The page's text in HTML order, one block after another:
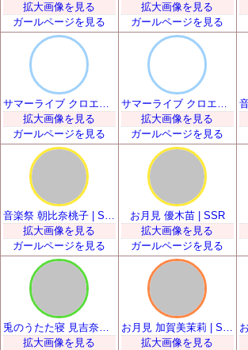
拡大画像を見る
ガールページを見る
拡大画像を見る
ガールページを見る
拡大画像を見る
ガールページを見る
拡大画像を見る
ガールページを見る
拡大画像を見る
ガールページを見る
お月見 優木苗 | SSR
拡大画像を見る
ガールページを見る
拡大画像を見る
拡大画像を見る